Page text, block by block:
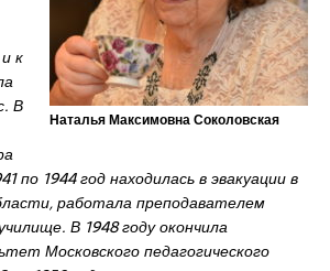
Наталья Максимовна Соколовская
к
В
по 1944 год находилась в эвакуации в
работала преподавателем
В 1948 году окончила
Московского педагогического